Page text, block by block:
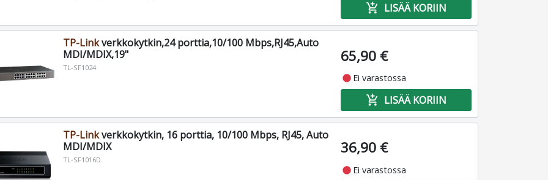
add_shopping_cart LISÄÄ KORIIN
TP-Linkverkkokytkin,24 porttia,10/100 Mbps,RJ45,Auto
MDI/MDIX,19"
TL-SF1024
65,90 €
fiber_manual_record Ei varastossa
add_shopping_cart LISÄÄ KORIIN
TP-Linkverkkokytkin, 16 porttia, 10/100 Mbps, RJ45, Auto
MDI/MDIX
TL-SF1016D
36,90 €
fiber_manual_record Ei varastossa